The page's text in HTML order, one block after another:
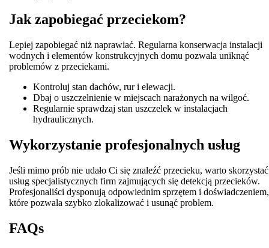
Jak zapobiegać przeciekom?
Lepiej zapobiegać niż naprawiać. Regularna konserwacja instalacji
wodnych i elementów konstrukcyjnych domu pozwala uniknąć
problemów z przeciekami.
Kontroluj stan dachów, rur i elewacji.
Dbaj o uszczelnienie w miejscach narażonych na wilgoć.
Regularnie sprawdzaj stan uszczelek w instalacjach
hydraulicznych.
Wykorzystanie profesjonalnych usług
Jeśli mimo prób nie udało Ci się znaleźć przecieku, warto
usług specjalistycznych firm zajmujących się detekcją przecieków.
Profesjonaliści dysponują odpowiednim sprzętem i doświadczeniem,
które pozwala szybko zlokalizować i usunąć problem.
FAQs